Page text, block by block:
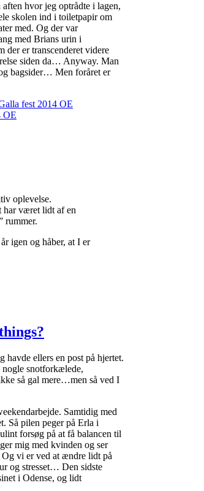
hvor jeg optrådte i lagen,
skolen ind i toiletpapir om
med. Og der var
med Brians urin i
der er transcenderet videre
siden da… Anyway. Man
bagsider… Men foråret er
oplevelse.
har været lidt af en
rummer.
igen og håber, at I er
ellers en post på hjertet.
snotforkælede,
så gal mere…men så ved I
Samtidig med
Så pilen peger på Erla i
forsøg på at få balancen til
mig med kvinden og ser
vi er ved at ændre lidt på
og stresset… Den sidste
i Odense, og lidt